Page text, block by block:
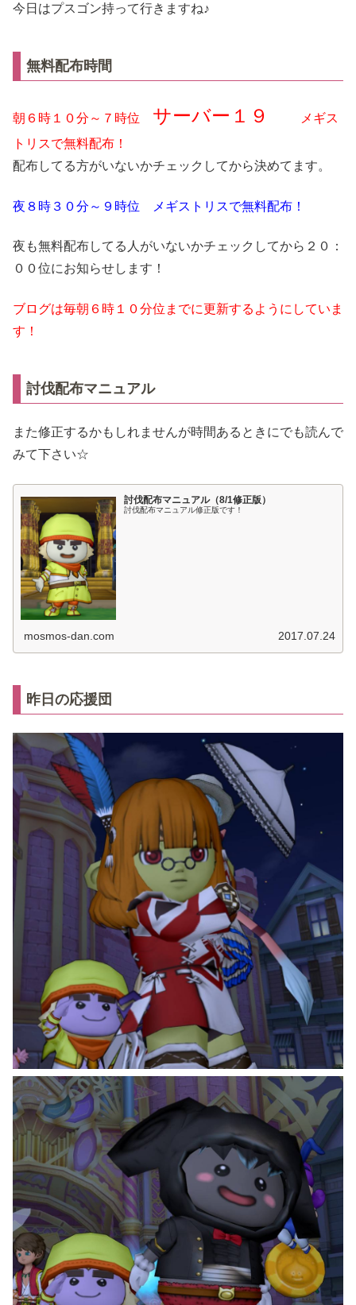
今日はプスゴン持って行きますね♪
無料配布時間
朝６時１０分～７時位 サーバー１９
メギス
トリスで無料配布！
配布してる方がいないかチェックしてから決めてます。
夜８時３０分～９時位 メギストリスで無料配布！
夜も無料配布してる人がいないかチェックしてから２０：
００位にお知らせします！
ブログは毎朝６時１０分位までに更新するようにしていま
す！
討伐配布マニュアル
また修正するかもしれませんが時間あるときにでも読んで
みて下さい☆
討伐配布マニュアル（8/1修正版）
討伐配布マニュアル修正版です！
mosmos-dan.com 2017.07.24
昨日の応援団